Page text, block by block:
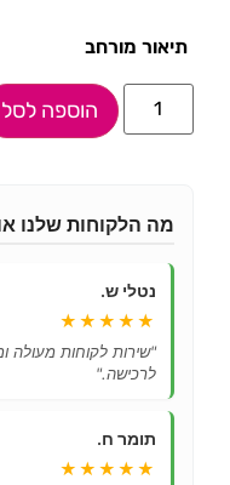
תיאור מורחב
הוספה לסל
מה הלקוחות שלנו
נטלי ש.
★★★★★
"שירות לקוחות מעולה
לרכישה."
תומר ח.
★★★★★